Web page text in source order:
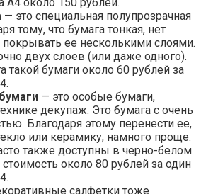
— это специальная полупрозрачная
тому, что бумага тонкая, нет
покрывать ее несколькими слоями.
двух слоев (или даже одного).
такой бумаги около 60 рублей за
— это особые бумаги,
декупаж. Это бумага с очень
Благодаря этому перенести ее,
или керамику, намного проще.
также доступны в черно-белом
около 80 рублей за один
салфетки тоже